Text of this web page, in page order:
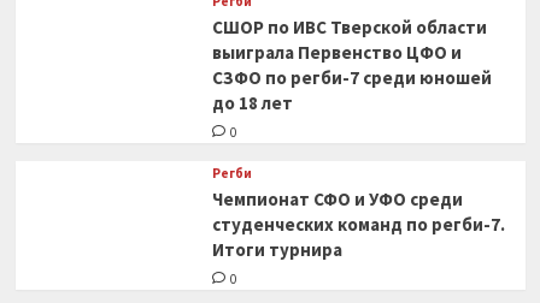
СШОР по ИВС Тверской области
выиграла Первенство ЦФО и
СЗФО по регби-7 среди юношей
до 18 лет
0
Регби
Чемпионат СФО и УФО среди
студенческих команд по регби-7.
Итоги турнира
0